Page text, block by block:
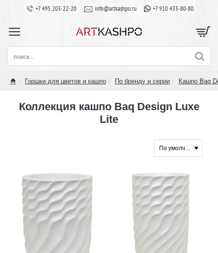
+7 495 203-22-20 info@artkashpo.ru +7 910 433-80-80
поиск...
Горшки для цветов и кашпо По бренду и серии Кашпо Baq
Коллекция кашпо Baq Design Luxe
Lite